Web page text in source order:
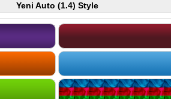
Yeni Auto (1.4) Style